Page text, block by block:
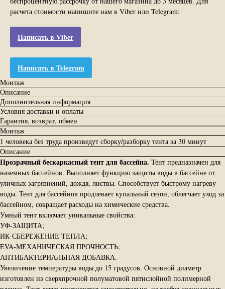
расчета стоимости напишите нам в Viber или Telegram:
Написать в Viber
Написать в Telegram
Монтаж
Описание
Дополнительная информация
Условия доставки и оплаты
Гарантия, возврат, обмен
Монтаж
1 человека без труда произведут сборку/разборку тента за 30 минут
Описание
Прозрачный бескаркасный тент для бассейна. Тент предназначен для
наземных бассейнов. Выполняет функцию защиты воды в бассейне от
уличных загрязнений, дождя, листвы. Способствует быстрому нагреву
воды. Тент для бассейнов продлевает купальный сезон, облегчает уход за
бассейном, сокращает расходы на химические средства.
Умный тент включает уникальные свойства:
УФ-ЗАЩИТА;
ИК-СБЕРЕЖЕНИЕ ТЕПЛА;
EVA-МЕХАНИЧЕСКАЯ ПРОЧНОСТЬ;
АНТИБАКТЕРИАЛЬНАЯ ДОБАВКА.
Увеличение температуры воды до 15 градусов. Основной диаметр
изготовлен из сверхпрочной полуматовой пятислойной полимерной